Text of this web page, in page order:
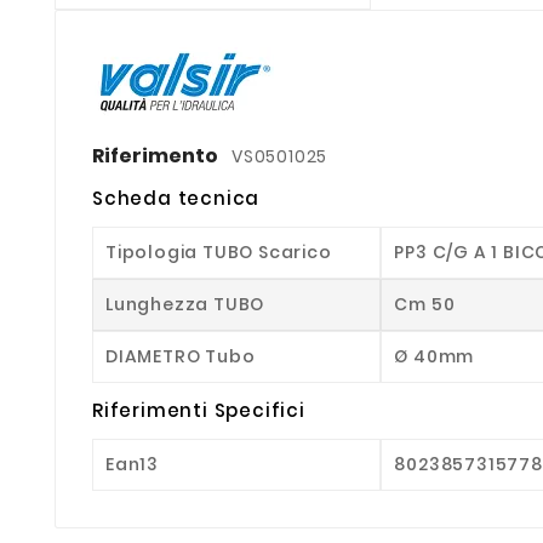
Riferimento VS0501025
Scheda tecnica
Tipologia TUBO Scarico PP3 C/G A 1
Lunghezza TUBO Cm 50
DIAMETRO Tubo Ø 40mm
Riferimenti Specifici
Ean13 8023857315778